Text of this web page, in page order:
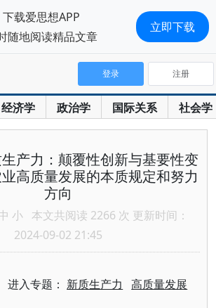
经济学 政治学 国际关系 社会学
登录 注册
产力：颠覆性创新与基要性变
高质量发展的本质规定和努力
方向
小 本文共阅读 2266 次 更新时间：
2024-09-02 21:45
进入专题： 新质生产力 高质量发展
下载爱思想APP
随地阅读精品文章
立即下载